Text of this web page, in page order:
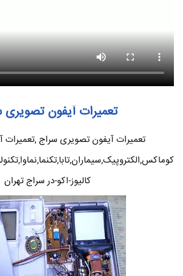
تعمیرات آیفون تصویری
تعمیرات آیفون تصویری سراج
کالیوز-اکو-در سراج تهران